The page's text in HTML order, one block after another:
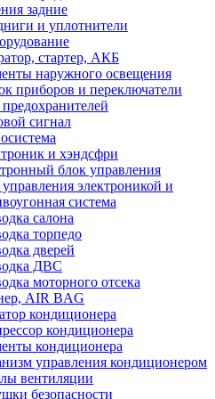
задние
и уплотнители
стартер, АКБ
наружного освещения
приборов и переключатели
сигнал
и хэндсфри
блок управления
электроникой и
система
салона
торпедо
дверей
ДВС
моторного отсека
AIR BAG
кондиционера
кондиционера
кондиционера
управления кондиционером
вентиляции
безопасности